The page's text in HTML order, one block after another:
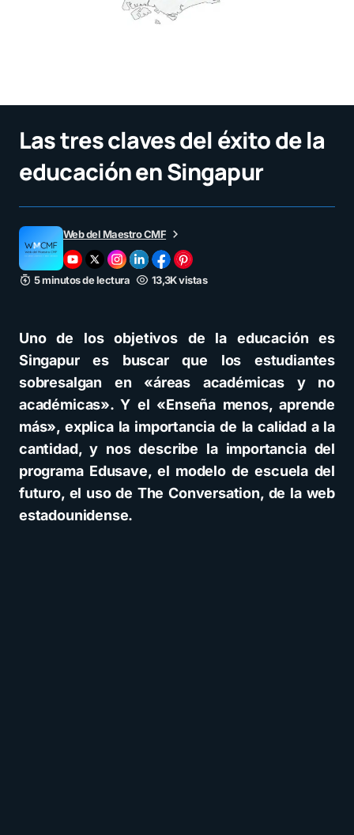
Las tres claves del éxito de la
educación en Singapur
Web del Maestro CMF
5 minutos de lectura 13,3K vistas
Uno de los objetivos de la educación es
Singapur es buscar que los estudiantes
sobresalgan en «áreas académicas y no
académicas». Y el «Enseña menos, aprende
más», explica la importancia de la calidad a la
cantidad, y nos describe la importancia del
programa Edusave, el modelo de escuela del
futuro, el uso de The Conversation, de la web
estadounidense.